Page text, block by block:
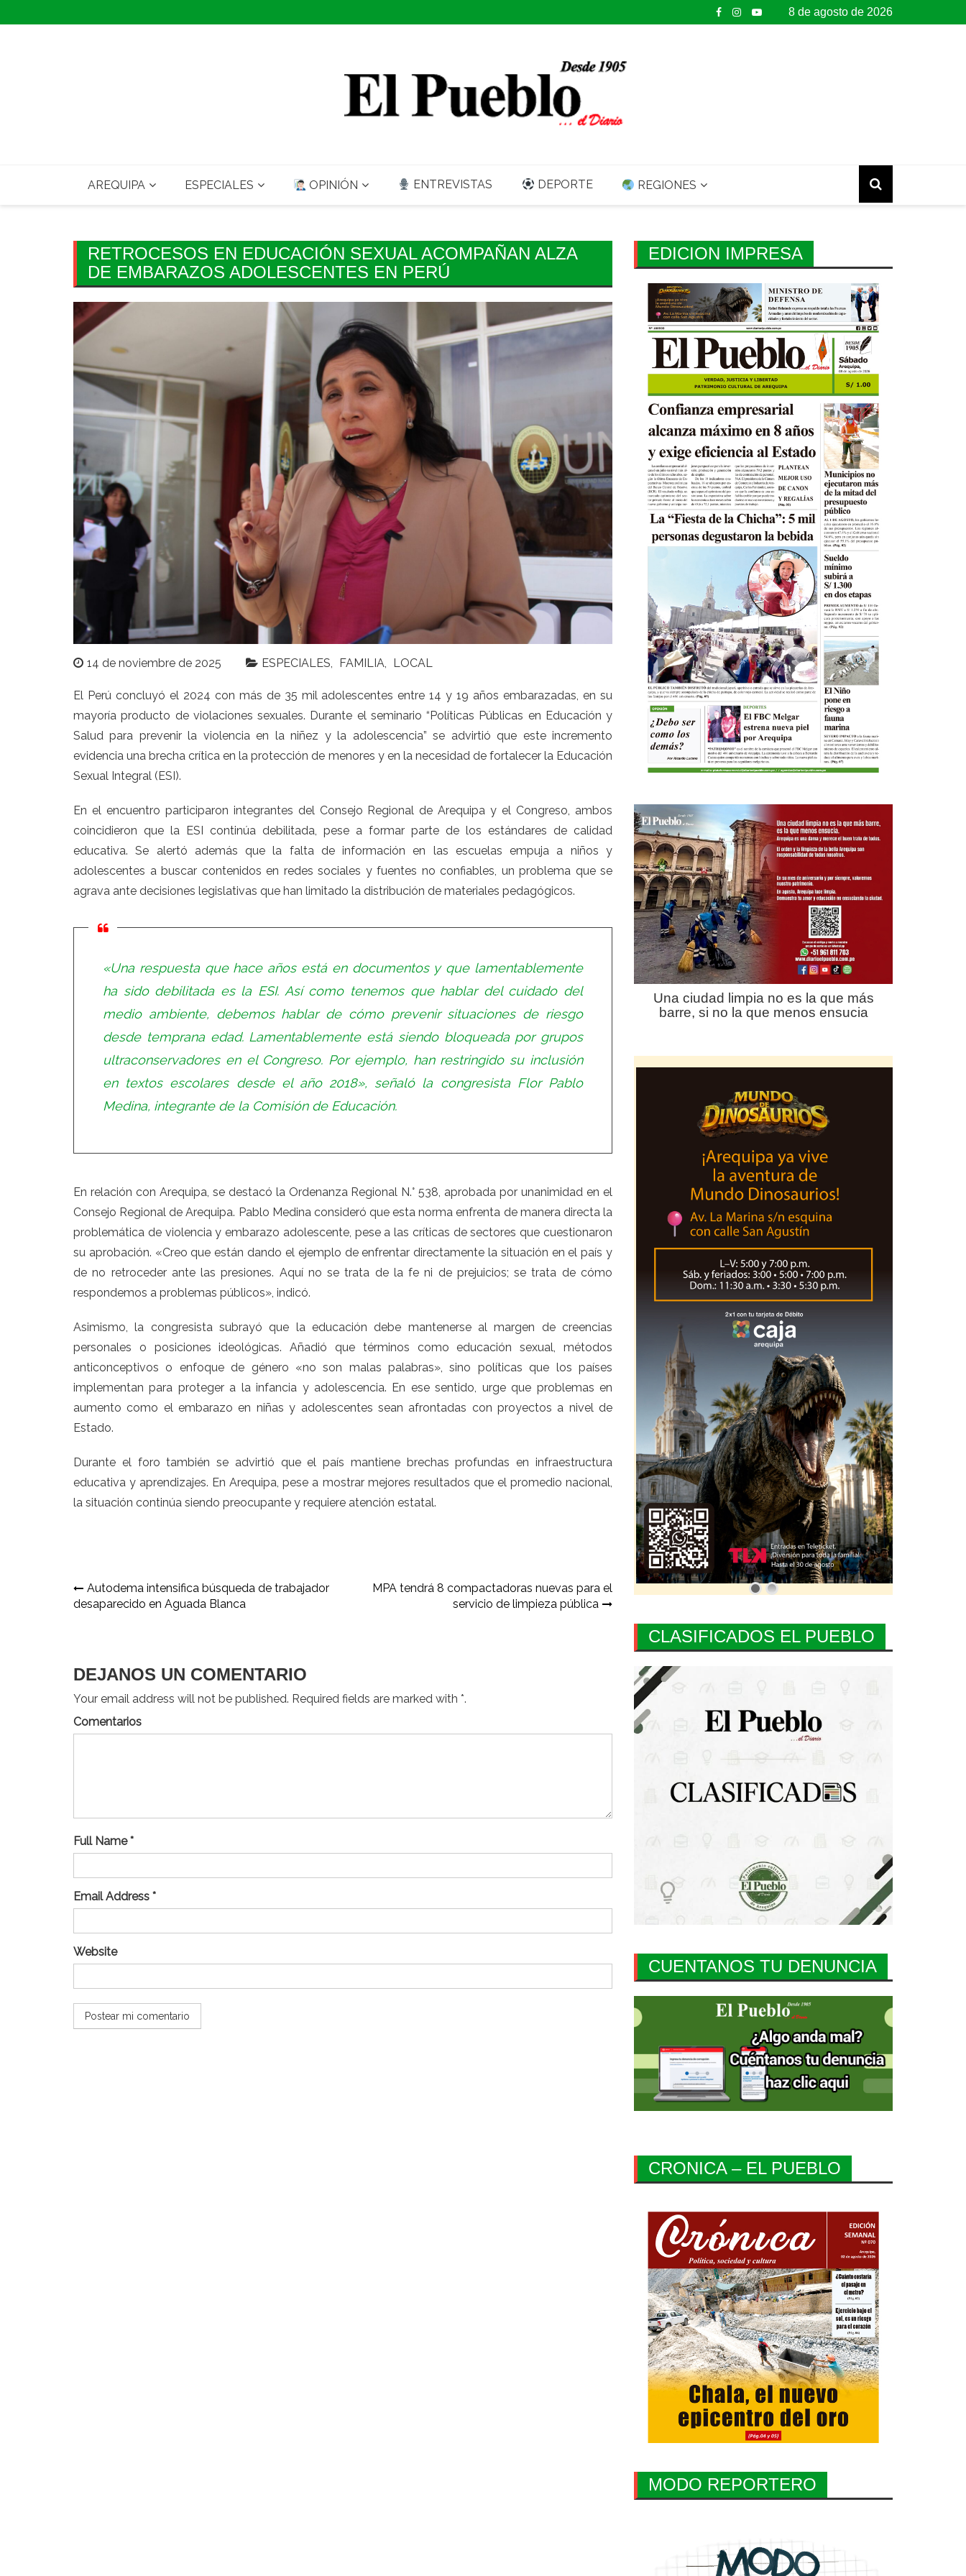
to
8 de agosto de 2026
AREQUIPA ESPECIALES OPINIÓN ENTREVISTAS DEPORTE REGIONES
RETROCESOS EN EDUCACIÓN SEXUAL ACOMPAÑAN ALZA
DE EMBARAZOS ADOLESCENTES EN PERÚ
14 de noviembre de 2025 ESPECIALES FAMILIA LOCAL
El Perú concluyó el 2024 con más de 35 mil adolescentes entre 14 y 19 años embarazadas, en su
mayoría producto de violaciones sexuales. Durante el seminario “Políticas Públicas en Educación y
Salud para prevenir la violencia en la niñez y la adolescencia” se advirtió que este incremento
evidencia una brecha crítica en la protección de menores y en la necesidad de fortalecer la Educación
Sexual Integral (ESI).
En el encuentro participaron integrantes del Consejo Regional de Arequipa y el Congreso, ambos
coincidieron que la ESI continúa debilitada, pese a formar parte de los estándares de calidad
educativa. Se alertó además que la falta de información en las escuelas empuja a niños y
adolescentes a buscar contenidos en redes sociales y fuentes no confiables, un problema que se
agrava ante decisiones legislativas que han limitado la distribución de materiales pedagógicos.
«Una respuesta que hace años está en documentos y que lamentablemente
ha sido debilitada es la ESI. Así como tenemos que hablar del cuidado del
medio ambiente, debemos hablar de cómo prevenir situaciones de riesgo
desde temprana edad. Lamentablemente está siendo bloqueada por grupos
ultraconservadores en el Congreso. Por ejemplo, han restringido su inclusión
en textos escolares desde el año 2018», señaló la congresista Flor Pablo
Medina, integrante de la Comisión de Educación.
En relación con Arequipa, se destacó la Ordenanza Regional N.° 538, aprobada por unanimidad en el
Consejo Regional de Arequipa. Pablo Medina consideró que esta norma enfrenta de manera directa la
problemática de violencia y embarazo adolescente, pese a las críticas de sectores que cuestionaron
su aprobación. «Creo que están dando el ejemplo de enfrentar directamente la situación en el país y
de no retroceder ante las presiones. Aquí no se trata de la fe ni de prejuicios; se trata de cómo
respondemos a problemas públicos», indicó.
Asimismo, la congresista subrayó que la educación debe mantenerse al margen de creencias
personales o posiciones ideológicas. Añadió que términos como educación sexual, métodos
anticonceptivos o enfoque de género «no son malas palabras», sino políticas que los países
implementan para proteger a la infancia y adolescencia. En ese sentido, urge que problemas en
aumento como el embarazo en niñas y adolescentes sean afrontadas con proyectos a nivel de
Estado.
Durante el foro también se advirtió que el país mantiene brechas profundas en infraestructura
educativa y aprendizajes. En Arequipa, pese a mostrar mejores resultados que el promedio nacional,
la situación continúa siendo preocupante y requiere atención estatal.
Navegación
de
Autodema intensifica búsqueda de trabajador
desaparecido en Aguada Blanca
MPA tendrá 8 compactadoras nuevas para el
servicio de limpieza pública
DEJANOS UN COMENTARIO
Your email address will not be published. Required fields are marked with *.
Comentarios
Full Name *
Email Address *
Website
EDICION IMPRESA
Una ciudad limpia no es la que más
barre, si no la que menos ensucia
CLASIFICADOS EL PUEBLO
CUENTANOS TU DENUNCIA
CRONICA – EL PUEBLO
MODO REPORTERO